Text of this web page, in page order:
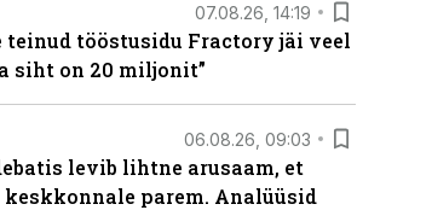
07.08.26, 14:19
teinud tööstusidu Fractory jäi veel
siht on 20 miljonit”
06.08.26, 09:03
levib lihtne arusaam, et
parem. Analüüsid